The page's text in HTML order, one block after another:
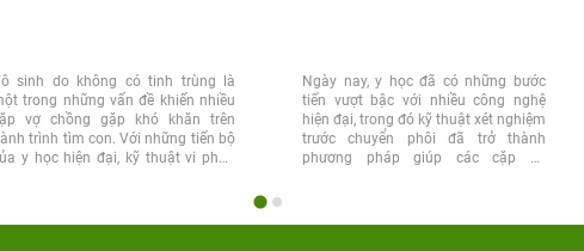
sinh do không có tinh trùng là
trong những vấn đề khiến nhiều
vợ chồng gặp khó khăn trên
trình tìm con. Với những tiến bộ
y học hiện đại, kỹ thuật vi phẫu
Ngày nay, y học đã có những bước
tiến vượt bậc với nhiều công nghệ
hiện đại, trong đó kỹ thuật xét nghiệm
trước chuyển phôi đã trở thành
phương pháp giúp các cặp vợ